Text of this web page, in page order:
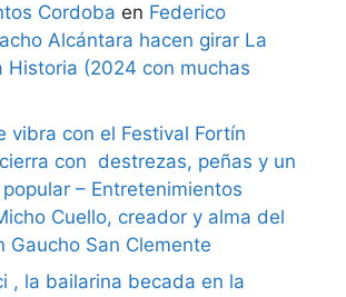
Cordoba en Federico
Alcántara hacen girar La
Historia (2024 con muchas
vibra con el Festival Fortín
con destrezas, peñas y un
– Entretenimientos
Cuello, creador y alma del
Gaucho San Clemente
, la bailarina becada en la